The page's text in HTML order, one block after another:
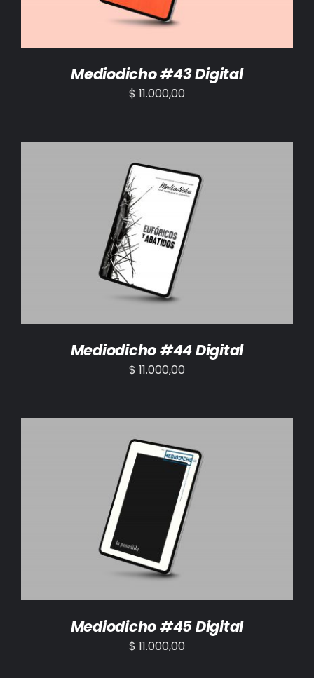
Mediodicho #43 Digital
$ 11.000,00
AÑADIR AL CARRITO /
Mediodicho #44 Digital
$ 11.000,00
AÑADIR AL CARRITO /
Mediodicho #45 Digital
$ 11.000,00